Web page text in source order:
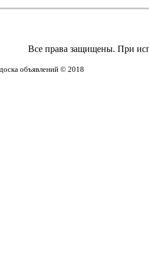
Все права защищены. При
объявлений © 2018